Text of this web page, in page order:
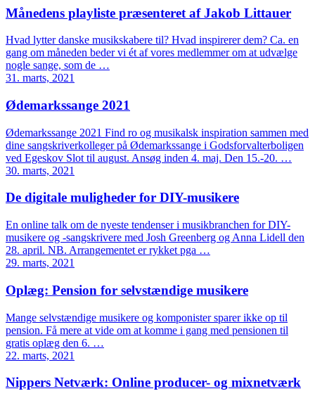
Månedens playliste præsenteret af Jakob Littauer
Hvad lytter danske musikskabere til? Hvad inspirerer dem? Ca. en
gang om måneden beder vi ét af vores medlemmer om at udvælge
nogle sange, som de …
31. marts, 2021
Ødemarkssange 2021
Ødemarkssange 2021 Find ro og musikalsk inspiration sammen med
dine sangskriverkolleger på Ødemarkssange i Godsforvalterboligen
ved Egeskov Slot til august. Ansøg inden 4. maj. Den 15.-20. …
30. marts, 2021
De digitale muligheder for DIY-musikere
En online talk om de nyeste tendenser i musikbranchen for DIY-
musikere og -sangskrivere med Josh Greenberg og Anna Lidell den
28. april. NB. Arrangementet er rykket pga …
29. marts, 2021
Oplæg: Pension for selvstændige musikere
Mange selvstændige musikere og komponister sparer ikke op til
pension. Få mere at vide om at komme i gang med pensionen til
gratis oplæg den 6. …
22. marts, 2021
Nippers Netværk: Online producer- og mixnetværk